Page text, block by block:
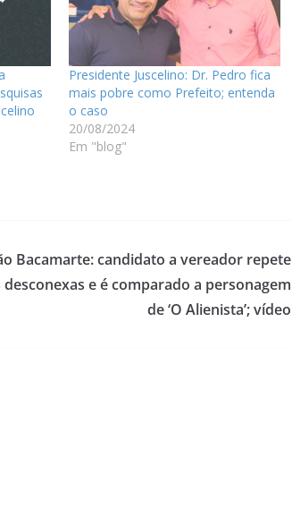
Presidente Juscelino: Dr. Pedro fica
mais pobre como Prefeito; entenda
o caso
20/08/2024
Em "blog"
Bacamarte: candidato a vereador repete
desconexas e é comparado a personagem
de ‘O Alienista’; vídeo